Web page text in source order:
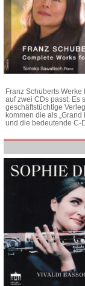
Franz Schuberts
auf zwei CDs passt. Es
geschäftstüchtige
kommen die als
und die bedeutende C-